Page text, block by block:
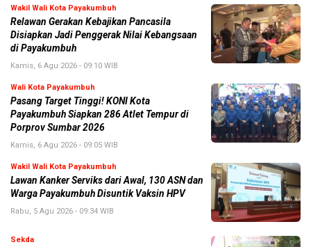
Wakil Wali Kota Payakumbuh
Relawan Gerakan Kebajikan Pancasila
Disiapkan Jadi Penggerak Nilai Kebangsaan
di Payakumbuh
Kamis, 6 Agu 2026 - 09:10 WIB
Wali Kota Payakumbuh
Pasang Target Tinggi! KONI Kota
Payakumbuh Siapkan 286 Atlet Tempur di
Porprov Sumbar 2026
Kamis, 6 Agu 2026 - 09:05 WIB
Wakil Wali Kota Payakumbuh
Lawan Kanker Serviks dari Awal, 130 ASN dan
Warga Payakumbuh Disuntik Vaksin HPV
Rabu, 5 Agu 2026 - 09:34 WIB
Sekda